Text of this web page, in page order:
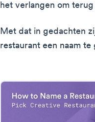
het verlangen om
Met dat in gedachten
restaurant een naam te